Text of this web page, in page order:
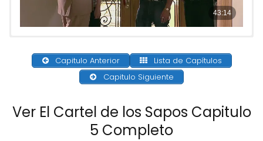
Capitulo Anterior
Lista de Capítulos
Capitulo Siguiente
Ver El Cartel de los Sapos Capitulo
5 Completo